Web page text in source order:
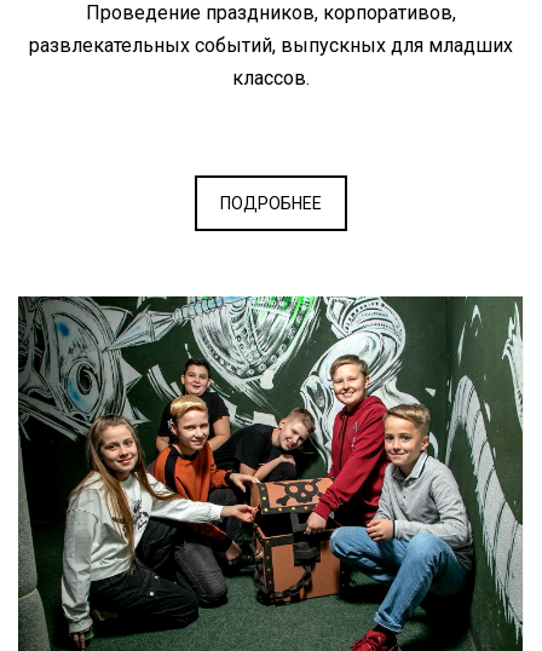
Проведение праздников, корпоративов,
развлекательных событий, выпускных для младших
классов.
ПОДРОБНЕЕ